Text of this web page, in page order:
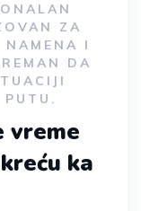
ZA
I
DA
vreme
ka